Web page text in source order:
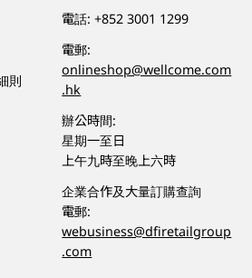
則
電話:+852 3001 1299
電郵:
onlineshop@wellcome.com
.hk
辦公時間:
星期一至日
上午九時至晚上六時
企業合作及大量訂購查詢
電郵:
webusiness@dfiretailgroup
.com